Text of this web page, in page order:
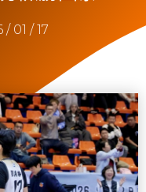
/ 01 / 17